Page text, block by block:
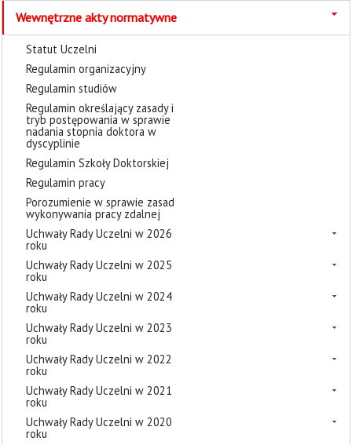
Wewnętrzne akty normatywne
Statut Uczelni
Regulamin organizacyjny
Regulamin studiów
Regulamin określający zasady i
tryb postępowania w sprawie
nadania stopnia doktora w
dyscyplinie
Regulamin Szkoły Doktorskiej
Regulamin pracy
Porozumienie w sprawie zasad
wykonywania pracy zdalnej
Uchwały Rady Uczelni w 2026
roku
Uchwały Rady Uczelni w 2025
roku
Uchwały Rady Uczelni w 2024
roku
Uchwały Rady Uczelni w 2023
roku
Uchwały Rady Uczelni w 2022
roku
Uchwały Rady Uczelni w 2021
roku
Uchwały Rady Uczelni w 2020
roku